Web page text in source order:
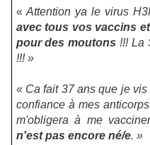
«Attention ya le virus
avec tous vos vaccins
pour des moutons !!! La
!!! »
« Ca fait 37 ans que je
confiance à mes
m'obligera à me
n'est pas encore né/e. »